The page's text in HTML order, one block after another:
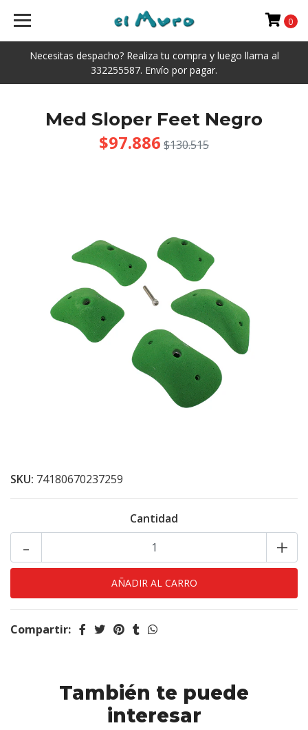
Necesitas despacho? Realiza tu compra y luego llama al
332255587. Envío por pagar.
0
Med Sloper Feet Negro
$97.886 $130.515
SKU: 74180670237259
Cantidad
+
-
Compartir:
También te puede
interesar